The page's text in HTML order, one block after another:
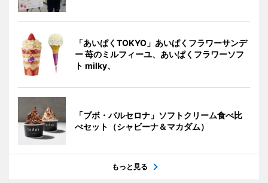
「あいぱくTOKYO」あいぱくフラワーサンデ
ー 苺のミルフィーユ、あいぱくフラワーソフ
ト milky、
「ブボ・バルセロナ」ソフトクリーム食べ比
べセット（シャビーナ＆マカダム）
もっと見る